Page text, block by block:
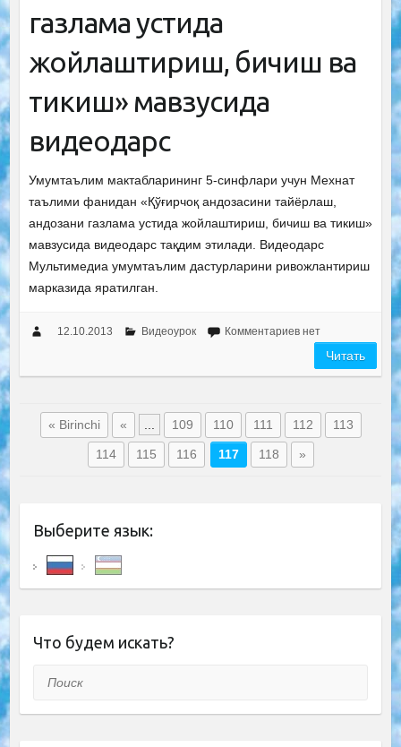
газлама устида
жойлаштириш, бичиш ва
тикиш» мавзусида
видеодарс
Умумтаълим мактабларининг 5-синфлари учун Мехнат
таълими фанидан «Қўғирчоқ андозасини тайёрлаш,
андозани газлама устида жойлаштириш, бичиш ва тикиш»
мавзусида видеодарс тақдим этилади. Видеодарс
Мультимедиа умумтаълим дастурларини ривожлантириш
марказида яратилган.
12.10.2013 Видеоурок Комментариев нет
Читать
« Birinchi « 109 110 111 112 113
114 115 116 117 118 »
Выберите язык:
Что будем искать?
Поиск